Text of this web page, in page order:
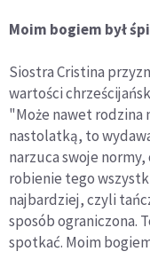
Moim bogiem był
Siostra Cristina
wartości
"Może nawet rodzina
nastolatką, to
narzuca swoje
robienie tego
najbardziej, czyli
sposób ograniczona.
spotkać. Moim